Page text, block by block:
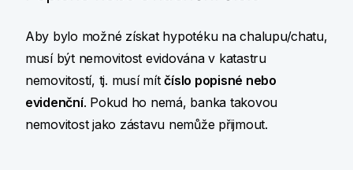
Aby bylo možné získat hypotéku na chalupu/chatu,
musí být nemovitost evidována v katastru
nemovitostí, tj. musí mítčíslo popisné nebo
evidenční. Pokud ho nemá, banka takovou
nemovitost jako zástavu nemůže přijmout.